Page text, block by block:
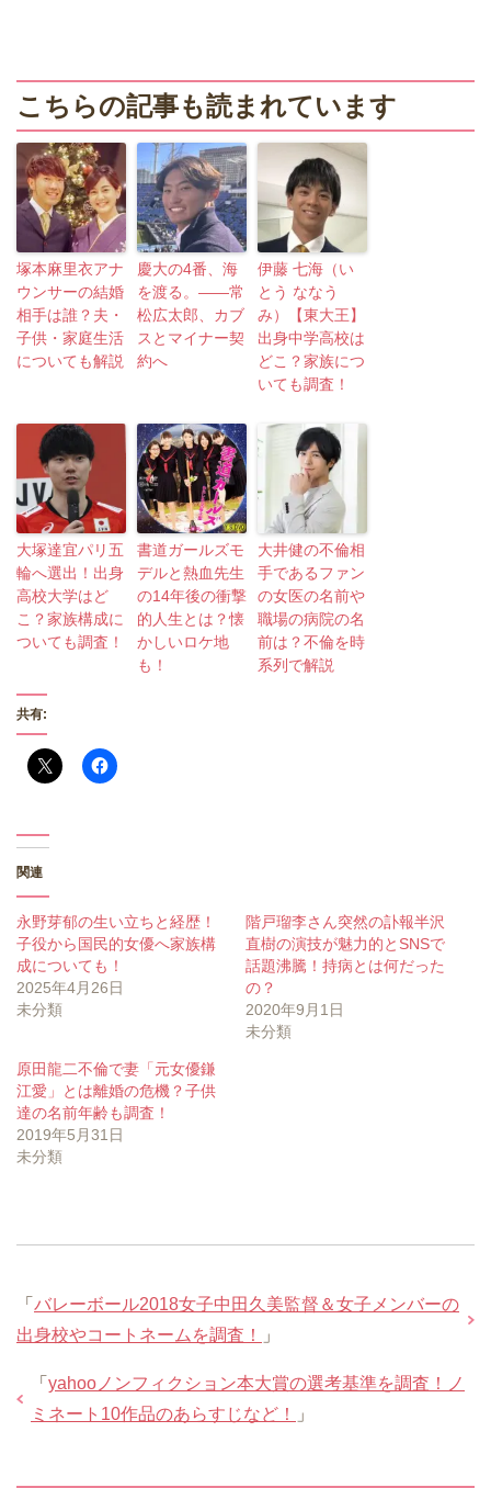
こちらの記事も読まれています
塚本麻里衣アナ
ウンサーの結婚
相手は誰？夫・
子供・家庭生活
についても解説
慶大の4番、海
を渡る。——常
松広太郎、カブ
スとマイナー契
約へ
伊藤 七海（い
とう ななう
み）【東大王】
出身中学高校は
どこ？家族につ
いても調査！
大塚達宜パリ五
輪へ選出！出身
高校大学はど
こ？家族構成に
ついても調査！
書道ガールズモ
デルと熱血先生
の14年後の衝撃
的人生とは？懐
かしいロケ地
も！
大井健の不倫相
手であるファン
の女医の名前や
職場の病院の名
前は？不倫を時
系列で解説
共有:
関連
永野芽郁の生い立ちと経歴！
子役から国民的女優へ家族構
成についても！
2025年4月26日
未分類
階戸瑠李さん突然の訃報半沢
直樹の演技が魅力的とSNSで
話題沸騰！持病とは何だった
の？
2020年9月1日
未分類
原田龍二不倫で妻「元女優鎌
江愛」とは離婚の危機？子供
達の名前年齢も調査！
2019年5月31日
未分類
「 バレーボール2018女子中田久美監督＆女子メンバーの
出身校やコートネームを調査！
」
「 yahooノンフィクション本大賞の選考基準を調査！ノ
ミネート10作品のあらすじなど！
」